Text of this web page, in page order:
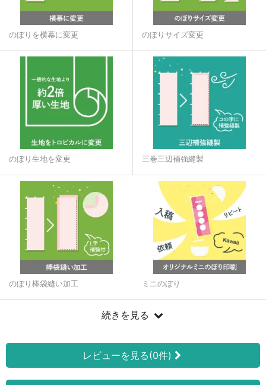
のぼりを横幕に変更 のぼりサイズ変更
のぼり生地を変更 三巻三辺補強縫製
のぼり棒袋縫い加工 ミニのぼり
続きを見る
レビューを見る(0件)